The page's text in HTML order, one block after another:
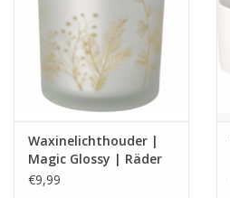
Waxinelichthouder |
Magic Glossy | Räder
€9,99